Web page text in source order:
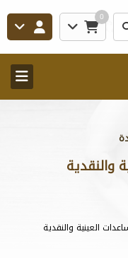
0
والنقدية
العينية والنقدية